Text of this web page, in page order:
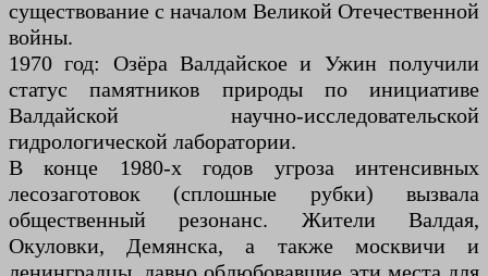
существование с началом Великой Отечественной
войны.
1970 год: Озёра Валдайское и Ужин получили
статус памятников природы по инициативе
Валдайской научно-исследовательской
гидрологической лаборатории.
В конце 1980-х годов угроза интенсивных
лесозаготовок (сплошные рубки) вызвала
общественный резонанс. Жители Валдая,
Окуловки, Демянска, а также москвичи и